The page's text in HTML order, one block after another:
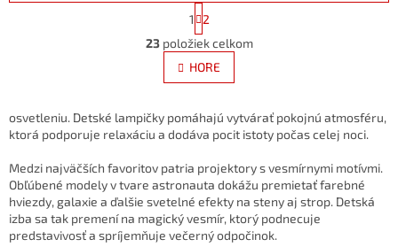
O
v
l
á
a
c
e
p
r
v
k
S
t
r
á
n
k
v
a
n
e
1
2
23položiek celkom
HORE
osvetleniu. Detské lampičky pomáhajú vytvárať pokojnú atmosféru,
ktorá podporuje relaxáciu a dodáva pocit istoty počas celej noci.
Medzi najväčších favoritov patria projektory s vesmírnymi motívmi.
Obľúbené modely v tvare astronauta dokážu premietať farebné
hviezdy, galaxie a ďalšie svetelné efekty na steny aj strop. Detská
izba sa tak premení na magický vesmír, ktorý podnecuje
predstavivosť a spríjemňuje večerný odpočinok.